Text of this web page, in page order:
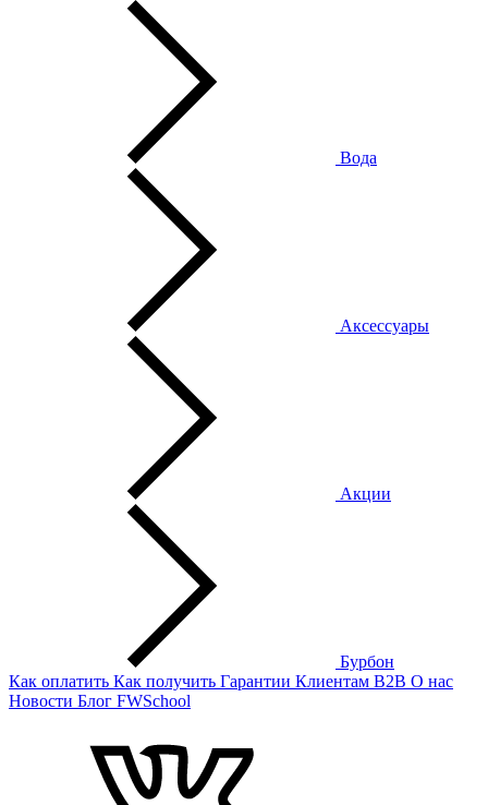
Вода
Аксессуары
Акции
Бурбон
Как оплатить Как получить Гарантии Клиентам B2B О нас
Новости Блог FWSchool